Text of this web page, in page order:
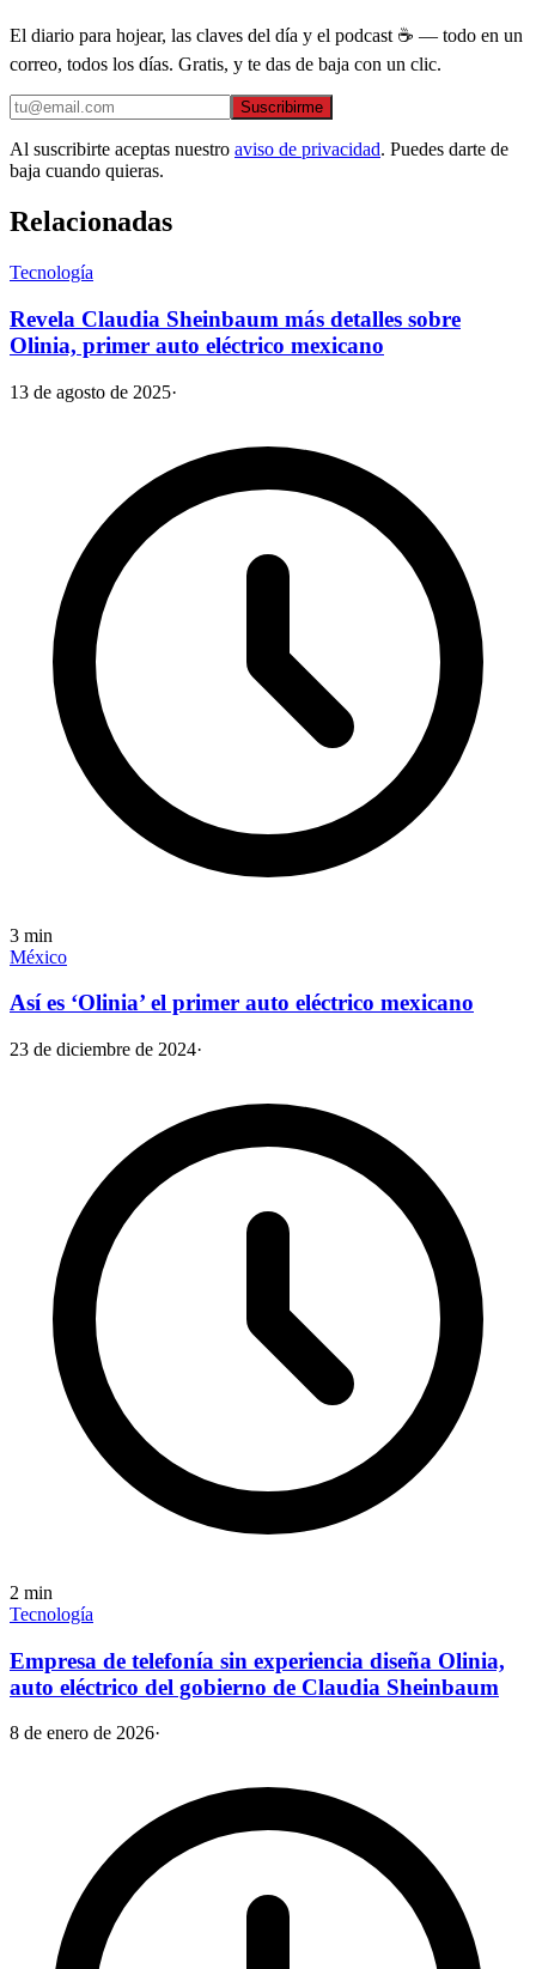
El diario para hojear, las claves del día y el podcast ☕ — todo en un
correo, todos los días. Gratis, y te das de baja con un clic.
Suscribirme
Al suscribirte aceptas nuestro aviso de privacidad. Puedes darte de
baja cuando quieras.
Relacionadas
Tecnología
Revela Claudia Sheinbaum más detalles sobre
Olinia, primer auto eléctrico mexicano
13 de agosto de 2025·
3 min
México
Así es ‘Olinia’ el primer auto eléctrico mexicano
23 de diciembre de 2024·
2 min
Tecnología
Empresa de telefonía sin experiencia diseña Olinia,
auto eléctrico del gobierno de Claudia Sheinbaum
8 de enero de 2026·